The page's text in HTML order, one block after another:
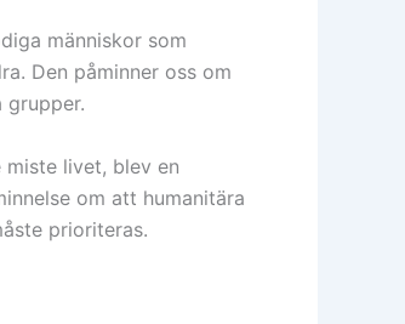
människor som
Den påminner oss om
livet, blev en
om att humanitära
prioriteras.